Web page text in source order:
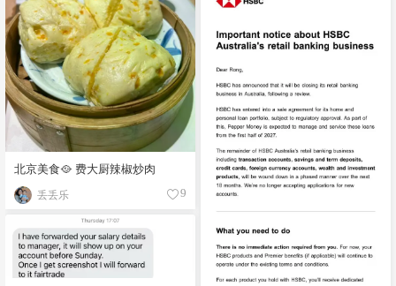
北京美食🥘 费大厨辣椒炒肉
丢丢乐 9